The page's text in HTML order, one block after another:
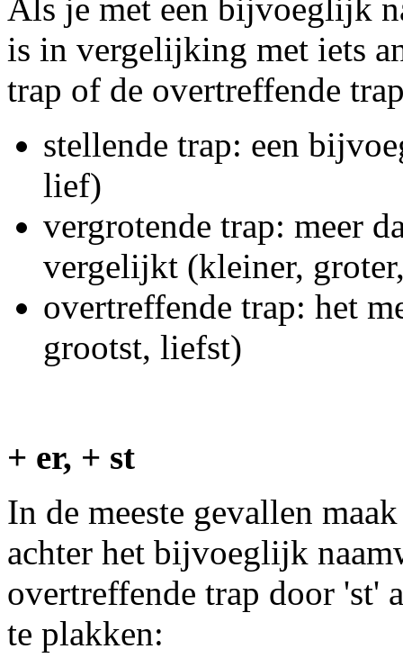
Als je met een bijvoeglijk
is in vergelijking met iets
trap of de overtreffende
stellende trap: een
lief)
vergrotende trap: meer
vergelijkt (kleiner,
overtreffende trap: het
grootst, liefst)
+ er, + st
In de meeste gevallen
achter het bijvoeglijk
overtreffende trap door 'st'
te plakken: